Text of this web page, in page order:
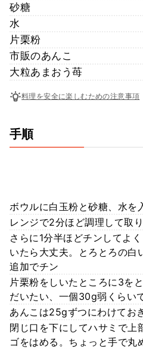
砂糖
水
片栗粉
市販のあんこ
大粒あまおう苺
料理を安全に楽しむための注意事項
手順
ボウルに白玉粉と砂糖、水を
レンジで2分ほど調理して取
さらに1分半ほどチンしてよ
いたら大丈夫。とろとろの白
追加でチン
片栗粉をしいたところに3を
だいたい、一個30g弱くらい
あんこは25gずつにわけてお
閉じ口を下にしてハサミで上
ゴをはめる。ちょっと手で丸